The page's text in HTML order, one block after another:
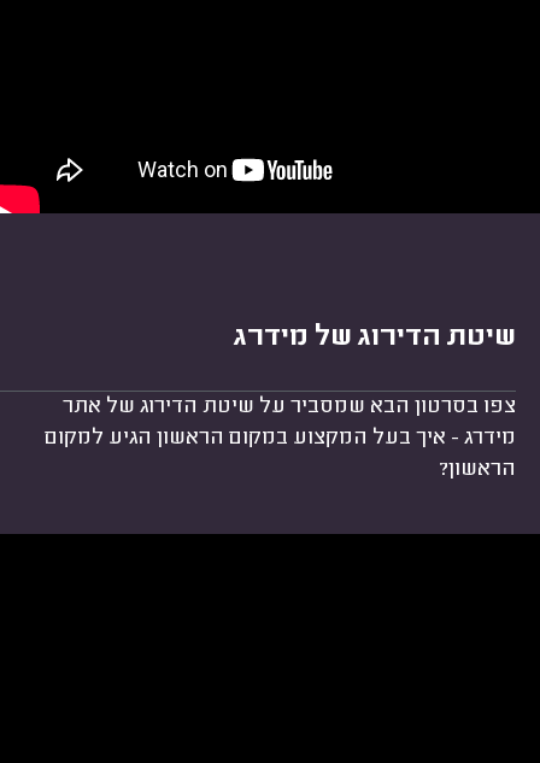
שיטת הדירוג של מידרג
צפו בסרטון הבא שמסביר על שיטת הדירוג של אתר
מידרג - איך בעל המקצוע במקום הראשון הגיע למקום
הראשון?